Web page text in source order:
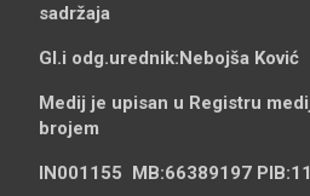
sadržaja
Gl.i odg.urednik:Nebojša Ković
Medij je upisan u Registru
brojem
IN001155 MB:66389197 PIB: